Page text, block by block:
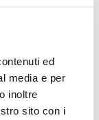
ed
media e per
inoltre
sito con i
digitale